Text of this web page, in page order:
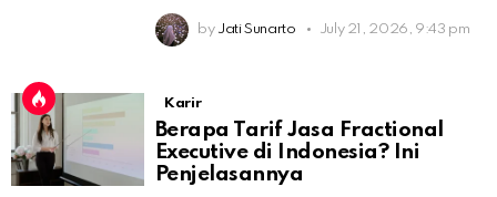
by Jati Sunarto July 21, 2026, 9:43 pm
Karir
Berapa Tarif Jasa Fractional
Executive di Indonesia? Ini
Penjelasannya